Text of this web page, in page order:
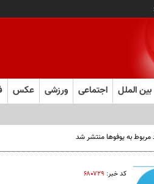
بین الملل اجتماعی ورزشی عکس
مربوط به یوفوها منتشر شد
کد خبر: ۶۸۰۷۲۹